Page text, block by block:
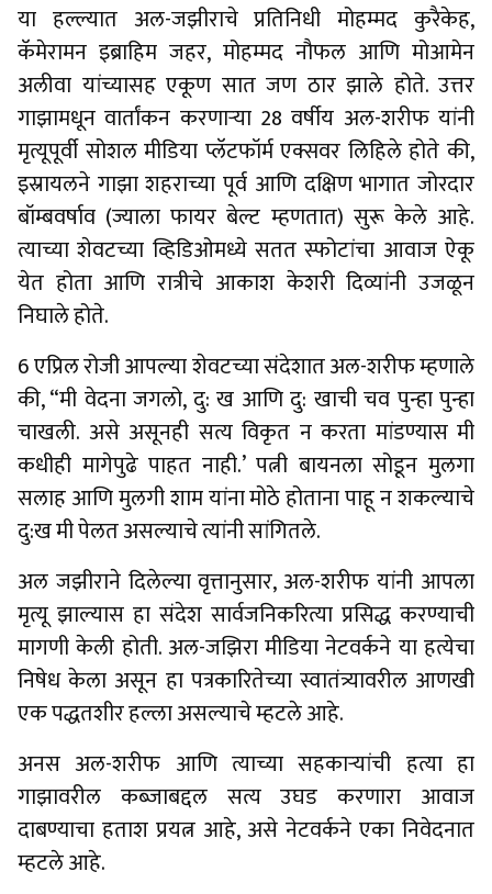
या हल्ल्यात अल-जझीराचे प्रतिनिधी मोहम्मद कुरैकेह,
कॅमेरामन इब्राहिम जहर, मोहम्मद नौफल आणि मोआमेन
अलीवा यांच्यासह एकूण सात जण ठार झाले होते. उत्तर
गाझामधून वार्तांकन करणाऱ्या 28 वर्षीय अल-शरीफ यांनी
मृत्यूपूर्वी सोशल मीडिया प्लॅटफॉर्म एक्सवर लिहिले होते की,
इस्रायलने गाझा शहराच्या पूर्व आणि दक्षिण भागात जोरदार
बॉम्बवर्षाव (ज्याला फायर बेल्ट म्हणतात) सुरू केले आहे.
त्याच्या शेवटच्या व्हिडिओमध्ये सतत स्फोटांचा आवाज ऐकू
येत होता आणि रात्रीचे आकाश केशरी दिव्यांनी उजळून
निघाले होते.
6 एप्रिल रोजी आपल्या शेवटच्या संदेशात अल-शरीफ म्हणाले
की, “मी वेदना जगलो, दु: ख आणि दु: खाची चव पुन्हा पुन्हा
चाखली. असे असूनही सत्य विकृत न करता मांडण्यास मी
कधीही मागेपुढे पाहत नाही.’ पत्नी बायनला सोडून मुलगा
सलाह आणि मुलगी शाम यांना मोठे होताना पाहू न शकल्याचे
दु:ख मी पेलत असल्याचे त्यांनी सांगितले.
अल जझीराने दिलेल्या वृत्तानुसार, अल-शरीफ यांनी आपला
मृत्यू झाल्यास हा संदेश सार्वजनिकरित्या प्रसिद्ध करण्याची
मागणी केली होती. अल-जझिरा मीडिया नेटवर्कने या हत्येचा
निषेध केला असून हा पत्रकारितेच्या स्वातंत्र्यावरील आणखी
एक पद्धतशीर हल्ला असल्याचे म्हटले आहे.
अनस अल-शरीफ आणि त्याच्या सहकाऱ्यांची हत्या हा
गाझावरील कब्जाबद्दल सत्य उघड करणारा आवाज
दाबण्याचा हताश प्रयत्न आहे, असे नेटवर्कने एका निवेदनात
म्हटले आहे.